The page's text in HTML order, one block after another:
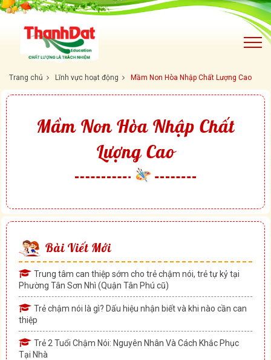
Trang chủ Lĩnh vực hoạt động Mầm Non Hòa Nhập Chất Lượng Cao
Bài Viết Mới
Trung tâm can thiệp sớm cho trẻ chậm nói, trẻ tự kỷ tại
Phường Tân Sơn Nhì (Quận Tân Phú cũ)
Trẻ chậm nói là gì? Dấu hiệu nhận biết và khi nào cần can
thiệp
Trẻ 2 Tuổi Chậm Nói: Nguyên Nhân Và Cách Khắc Phục
Tại Nhà
Mầm Non Hòa Nhập Chất
Lượng Cao